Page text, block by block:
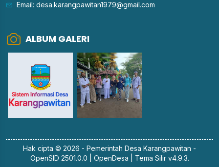
Email: desa.karangpawitan1979@gmail.com
ALBUM GALERI
Hak cipta © 2026 - Pemerintah Desa Karangpawitan -
OpenSID 2501.0.0
OpenDesa Tema Silir v4.9.3.